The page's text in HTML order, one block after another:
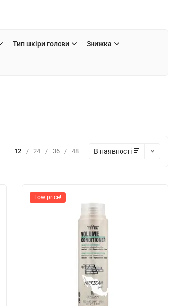
Тип шкіри голови Знижка
12 / 24 / 36 / 48 В наявності
Low price!